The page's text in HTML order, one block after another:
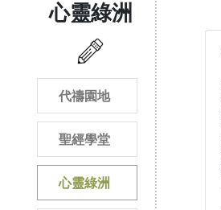
心靈綠洲
代禱園地
聖經學堂
心靈綠洲